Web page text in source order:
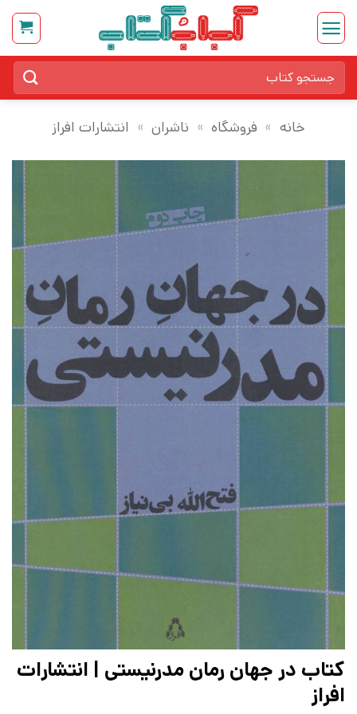
Skip
content
برای:
خانه » فروشگاه » ناشران » انتشارات افراز
کتاب در جهان رمان مدرنیستی | انتشارات
افراز